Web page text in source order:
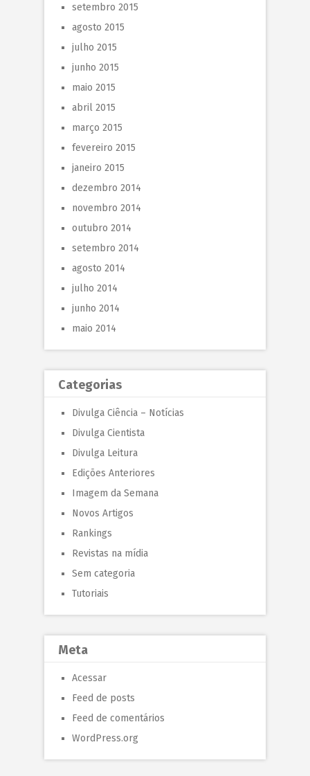
setembro 2015
agosto 2015
julho 2015
junho 2015
maio 2015
abril 2015
março 2015
fevereiro 2015
janeiro 2015
dezembro 2014
novembro 2014
outubro 2014
setembro 2014
agosto 2014
julho 2014
junho 2014
maio 2014
Categorias
Divulga Ciência – Notícias
Divulga Cientista
Divulga Leitura
Edições Anteriores
Imagem da Semana
Novos Artigos
Rankings
Revistas na mídia
Sem categoria
Tutoriais
Meta
Acessar
Feed de posts
Feed de comentários
WordPress.org